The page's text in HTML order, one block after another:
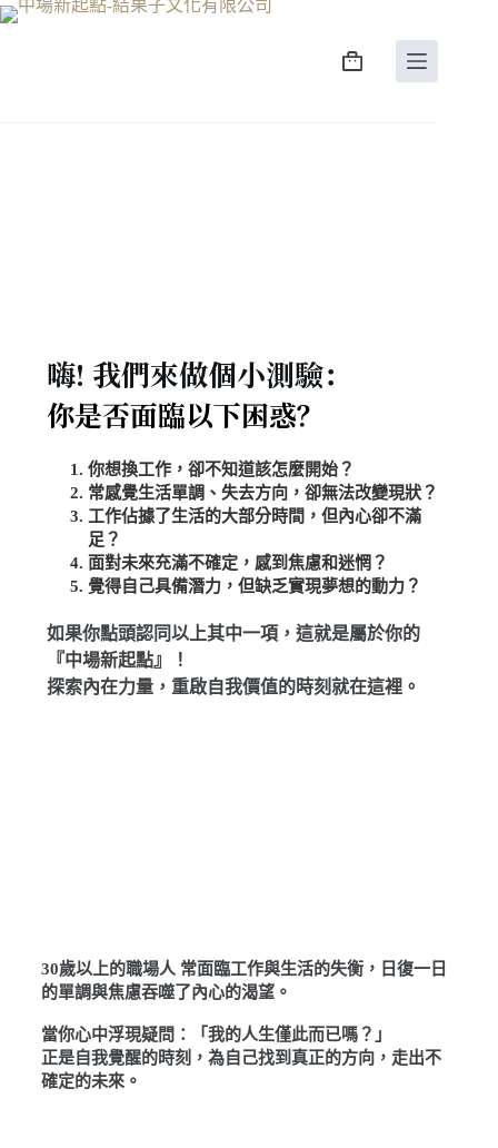
嗨! 我們來做個小測驗：
你是否面臨以下困惑？
你想換工作，卻不知道該怎麼開始？
常感覺生活單調、失去方向，卻無法改變現狀？
工作佔據了生活的大部分時間，但內心卻不滿
足？
面對未來充滿不確定，感到焦慮和迷惘？
覺得自己具備潛力，但缺乏實現夢想的動力？
如果你點頭認同以上其中一項，這就是屬於你的
『中場新起點』！
探索內在力量，重啟自我價值的時刻就在這裡。
30歲以上的職場人 常面臨工作與生活的失衡，日復一日
的單調與焦慮吞噬了內心的渴望。
當你心中浮現疑問：「我的人生僅此而已嗎？」
正是自我覺醒的時刻，為自己找到真正的方向，走出不
確定的未來。